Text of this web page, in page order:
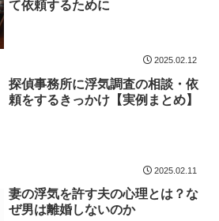
て依頼するために
2025.02.12
探偵事務所に浮気調査の相談・依
頼をするきっかけ【実例まとめ】
2025.02.11
妻の浮気を許す夫の心理とは？な
ぜ男は離婚しないのか